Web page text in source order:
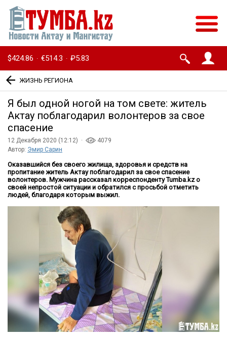
$424.86 · €514.3 · ₽5.83
ЖИЗНЬ РЕГИОНА
Я был одной ногой на том свете: житель
Актау поблагодарил волонтеров за свое
спасение
12 Декабря 2020 (12:12) ·
4079
Автор: Эмир Сарин
Оказавшийся без своего жилища, здоровья и средств на
пропитание житель Актау поблагодарил за свое спасение
волонтеров. Мужчина рассказал корреспонденту Tumba.kz о
своей непростой ситуации и обратился с просьбой отметить
людей, благодаря которым выжил.